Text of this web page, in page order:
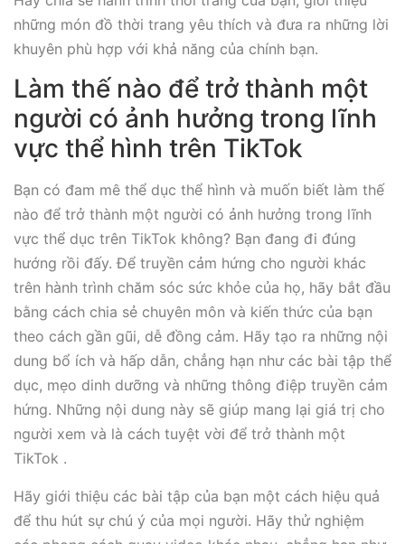
những món đồ thời trang yêu thích và đưa ra những lời
khuyên phù hợp với khả năng của chính bạn.
Làm thế nào để trở thành một
người có ảnh hưởng trong lĩnh
vực thể hình trên TikTok
Bạn có đam mê thể dục thể hình và muốn biết làm thế
nào để trở thành một người có ảnh hưởng trong lĩnh
vực thể dục trên TikTok không? Bạn đang đi đúng
hướng rồi đấy. Để truyền cảm hứng cho người khác
trên hành trình chăm sóc sức khỏe của họ, hãy bắt đầu
bằng cách chia sẻ chuyên môn và kiến thức của bạn
theo cách gần gũi, dễ đồng cảm. Hãy tạo ra những nội
dung bổ ích và hấp dẫn, chẳng hạn như các bài tập thể
dục, mẹo dinh dưỡng và những thông điệp truyền cảm
hứng. Những nội dung này sẽ giúp mang lại giá trị cho
người xem và là cách tuyệt vời để trở thành một
TikTok .
Hãy giới thiệu các bài tập của bạn một cách hiệu quả
để thu hút sự chú ý của mọi người. Hãy thử nghiệm